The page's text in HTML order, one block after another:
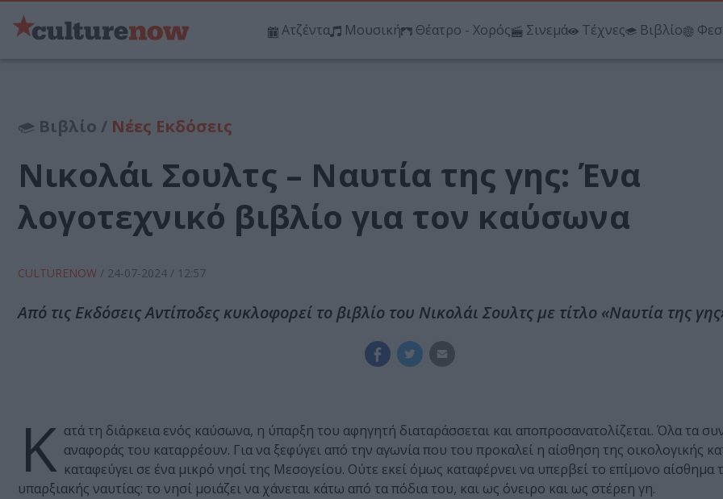
Ατζέντα Μουσική Θέατρο - Χορός Σινεμά Τέχνες Βιβλίο
Βιβλίο / Νέες Εκδόσεις
Νικολάι Σουλτς – Ναυτία της γης: Ένα
λογοτεχνικό βιβλίο για τον καύσωνα
CULTURENOW / 24-07-2024 / 12:57
Από τις Εκδόσεις Αντίποδες κυκλοφορεί το βιβλίο του Νικολάι Σουλτς με τίτλο «Ναυτία της
Κ ατά τη διάρκεια ενός καύσωνα, η ύπαρξη του αφηγητή διαταράσσεται και αποπροσανατολίζεται. Όλα τα
αναφοράς του καταρρέουν. Για να ξεφύγει από την αγωνία που του προκαλεί η αίσθηση της οικολογικής
καταφεύγει σε ένα μικρό νησί της Μεσογείου. Ούτε εκεί όμως καταφέρνει να υπερβεί το επίμονο αίσθημα
υπαρξιακής ναυτίας: το νησί μοιάζει να χάνεται κάτω από τα πόδια του, και ως όνειρο και ως στέρεη γη.